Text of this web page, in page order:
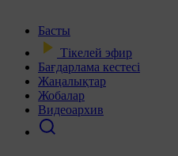
Басты
Тікелей эфир
Бағдарлама кестесі
Жаңалықтар
Жобалар
Видеоархив